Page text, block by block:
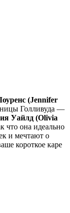
(Jennifer
Голливуда —
Уайлд (Olivia
что она идеально
и мечтают о
короткое каре